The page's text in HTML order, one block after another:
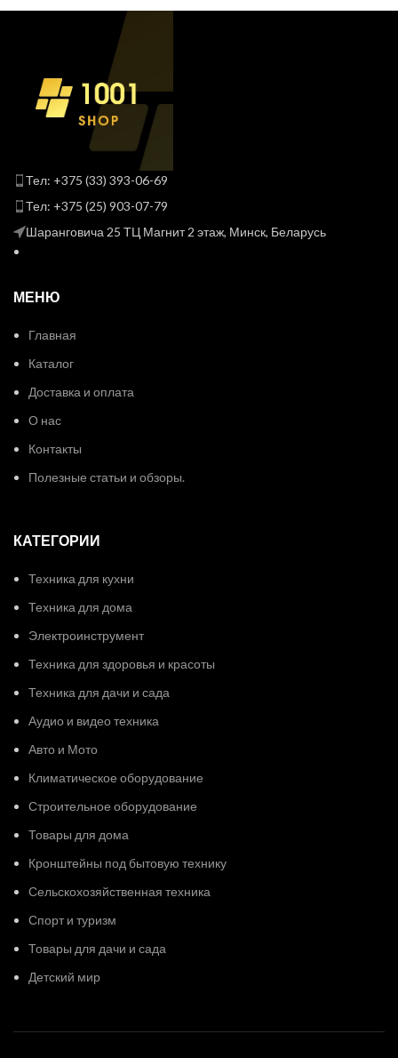
Тел: +375 (33) 393-06-69
Тел: +375 (25) 903-07-79
Шаранговича 25 ТЦ Магнит 2 этаж, Минск, Беларусь
МЕНЮ
Главная
Каталог
Доставка и оплата
О нас
Контакты
Полезные статьи и обзоры.
КАТЕГОРИИ
Техника для кухни
Техника для дома
Электроинструмент
Техника для здоровья и красоты
Техника для дачи и сада
Аудио и видео техника
Авто и Мото
Климатическое оборудование
Строительное оборудование
Товары для дома
Кронштейны под бытовую технику
Сельскохозяйственная техника
Спорт и туризм
Товары для дачи и сада
Детский мир